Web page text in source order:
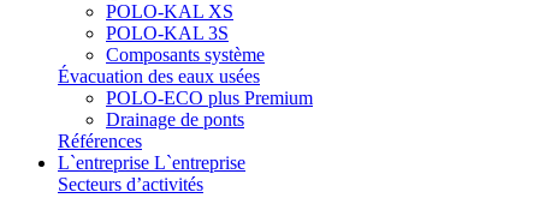
POLO-KAL XS
POLO-KAL 3S
Composants système
Évacuation des eaux usées
POLO-ECO plus Premium
Drainage de ponts
Références
L`entreprise L`entreprise
Secteurs d’activités